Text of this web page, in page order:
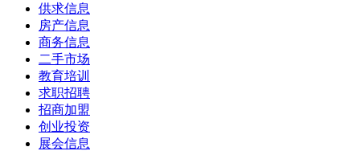
供求信息
房产信息
商务信息
二手市场
教育培训
求职招聘
招商加盟
创业投资
展会信息